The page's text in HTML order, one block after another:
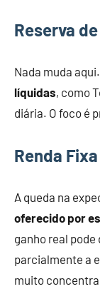
Reserva
Nada muda
líquidas, como
diária. O foco é
Renda
A queda na
oferecido por
ganho real
parcialmente a
muito